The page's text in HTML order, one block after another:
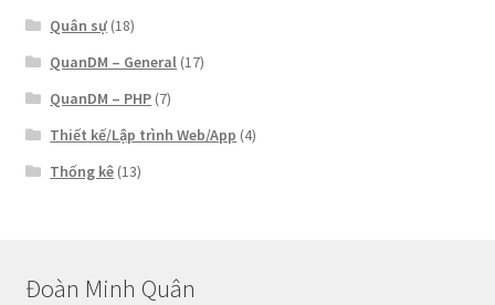
Quân sự (18)
QuanDM – General (17)
QuanDM – PHP (7)
Thiết kế/Lập trình Web/App (4)
Thống kê (13)
Đoàn Minh Quân